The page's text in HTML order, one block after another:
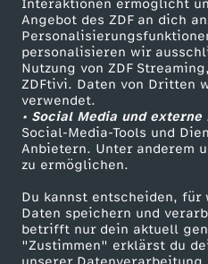
Interaktionen ermöglicht
Angebot des ZDF an dich
personalisieren wir
Nutzung von ZDF
ZDFtivi. Daten von Dritten
verwendet.
• Social Media und
Social-Media-Tools und
Anbietern. Unter anderem
zu ermöglichen.
Du kannst entscheiden, für
Daten speichern und
betrifft nur dein aktuell
"Zustimmen" erklärst du
k
e
i
n
e
B
TV-Programm
ZDF Unternehmen
Karriere
ZDF goes Schule
Werbefernsehen